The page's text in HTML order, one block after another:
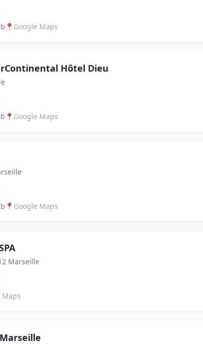
📍 Google Maps
Hôtel Dieu
📍 Google Maps
📍 Google Maps
Marseille
Maps